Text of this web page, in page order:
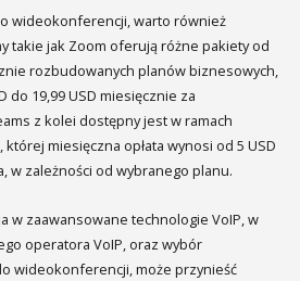
wideokonferencji, warto również
takie jak Zoom oferują różne pakiety od
rozbudowanych planów biznesowych,
do 19,99 USD miesięcznie za
z kolei dostępny jest w ramach
miesięczna opłata wynosi od 5 USD
w zależności od wybranego planu.
w zaawansowane technologie VoIP, w
operatora VoIP, oraz wybór
wideokonferencji, może przynieść